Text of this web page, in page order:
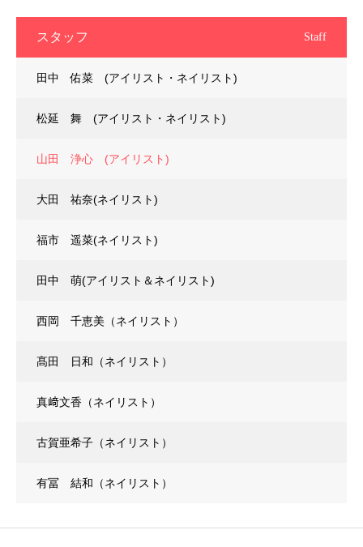
スタッフ Staff
田中 佑菜 (アイリスト・ネイリスト)
松延 舞 (アイリスト・ネイリスト)
山田 浄心 (アイリスト)
大田 祐奈(ネイリスト)
福市 遥菜(ネイリスト)
田中 萌(アイリスト＆ネイリスト)
西岡 千恵美（ネイリスト）
髙田 日和（ネイリスト）
真﨑文香（ネイリスト）
古賀亜希子（ネイリスト）
有冨 結和（ネイリスト）